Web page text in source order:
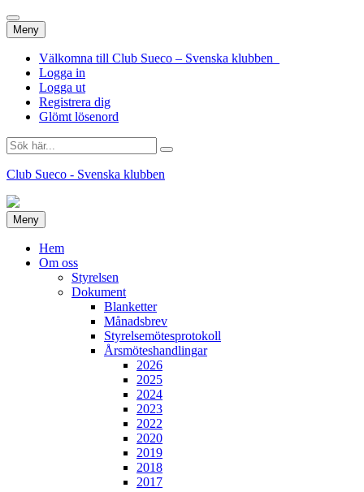
Meny Hoppa
till
innehåll
Välkomna till Club Sueco – Svenska klubben
Logga in
Logga ut
Registrera dig
Glömt lösenord
Sök
efter:
Club Sueco - Svenska klubben
Meny Hoppa
till
innehåll
Hem
Om oss
Styrelsen
Dokument
Blanketter
Månadsbrev
Styrelsemötesprotokoll
Årsmöteshandlingar
2026
2025
2024
2023
2022
2020
2019
2018
2017